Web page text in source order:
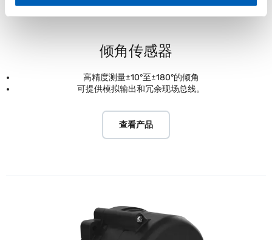
倾角传感器
高精度测量±10°至±180°的倾角
可提供模拟输出和冗余现场总线。
查看产品